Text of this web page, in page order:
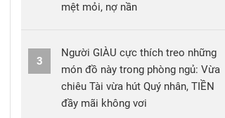
mệt mỏi, nợ nần
3
Người GIÀU cực thích treo những
món đồ này trong phòng ngủ: Vừa
chiêu Tài vừa hút Quý nhân, TIỀN
đầy mãi không vơi